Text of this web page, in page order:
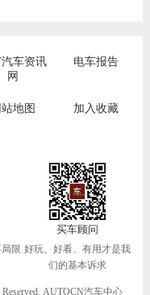
车资讯
网
电车报告
站地图 加入收藏
限
买车顾问
好玩、好看、有用才是我
们的基本诉求
AUTOCN汽车中心